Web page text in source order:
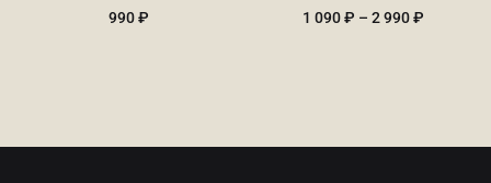
990₽ 1 090₽ – 2 990₽